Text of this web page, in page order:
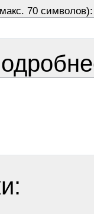
70 символов):